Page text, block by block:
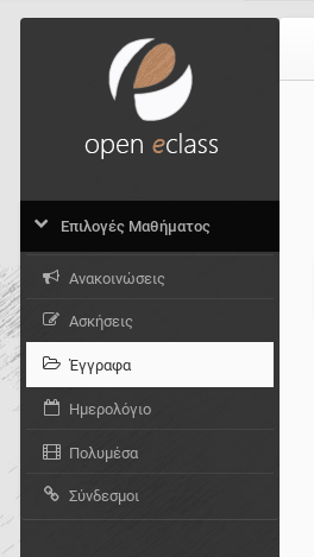
Επιλογές Μαθήματος
Ανακοινώσεις
Ασκήσεις
Έγγραφα
Ημερολόγιο
Πολυμέσα
Σύνδεσμοι